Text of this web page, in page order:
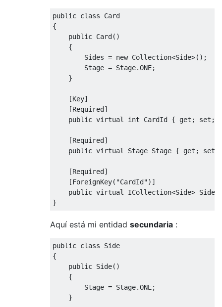
public class
Card
{
public Card()
{
Sides = new Collection<Side>();
Stage = Stage.ONE;
}
[Key]
[Required]
public virtual int CardId { get ; set ;
[Required]
public virtual Stage Stage { get ; set
[Required]
[ForeignKey( "CardId")]
public virtual ICollection<Side> Sides
}
Aquí está mi entidad secundaria :
public class
Side
{
public Side()
{
Stage = Stage.ONE;
}